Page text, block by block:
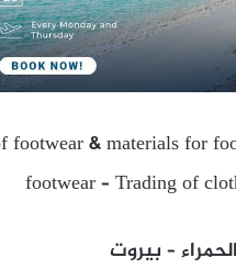
footwear & materials for
footwear – Trading of
– بيروت